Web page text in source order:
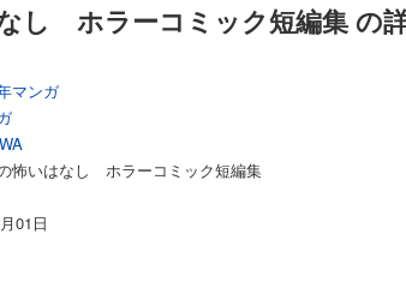
し ホラーコミック短編集 の
マンガ
怖いはなし ホラーコミック短編集
01日